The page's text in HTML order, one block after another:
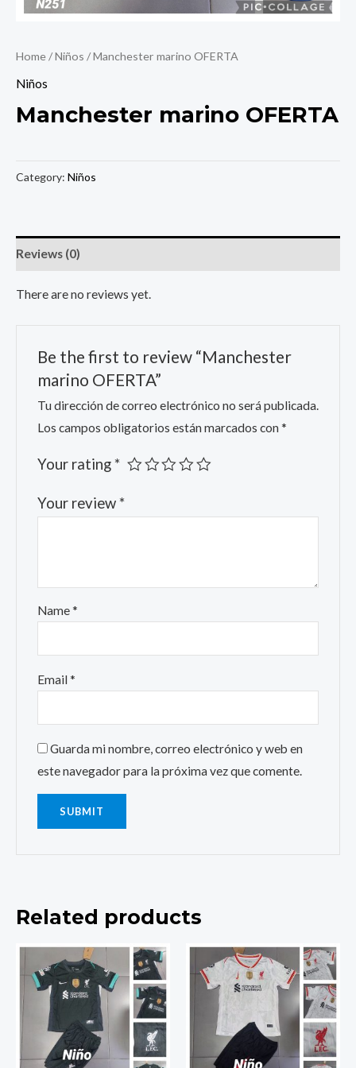
Home/Niños / Manchester marino OFERTA
Niños
Manchester marino OFERTA
Category: Niños
Reviews (0)
There are no reviews yet.
Be the first to review “Manchester
marino OFERTA”
Tu dirección de correo electrónico no será publicada.
Los campos obligatorios están marcados con *
Your rating*
Your review*
Name *
Email *
Guarda mi nombre, correo electrónico y web en
este navegador para la próxima vez que comente.
Related products